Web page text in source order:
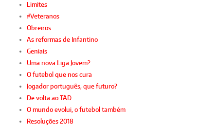
Limites
#Veteranos
Obreiros
As reformas de Infantino
Geniais
Uma nova Liga Jovem?
O futebol que nos cura
Jogador português, que futuro?
De volta ao TAD
O mundo evolui, o futebol também
Resoluções 2018